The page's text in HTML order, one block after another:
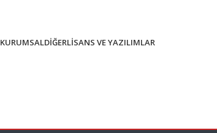
KURUMSALDIĞERLISANS VE YAZILIMLAR